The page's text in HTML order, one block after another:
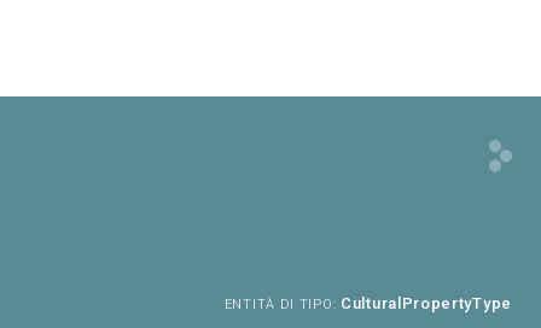
ENTITÀ DI TIPO: CulturalPropertyType